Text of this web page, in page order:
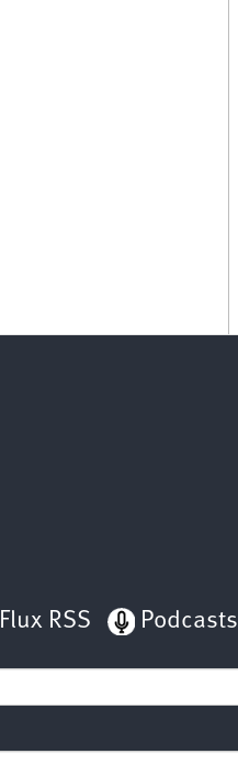
Flux RSS Podcasts